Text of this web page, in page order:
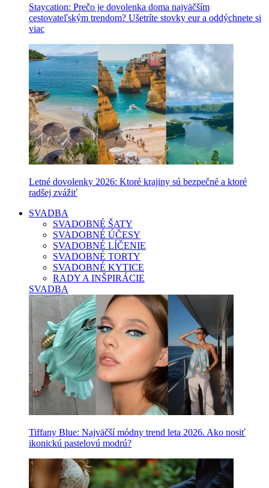
Staycation: Prečo je dovolenka doma najväčším
cestovateľským trendom? Ušetríte stovky eur a oddýchnete si
viac
Letné dovolenky 2026: Ktoré krajiny sú bezpečné a ktoré
radšej zvážiť
SVADBA
SVADOBNÉ ŠATY
SVADOBNÉ ÚČESY
SVADOBNÉ LÍČENIE
SVADOBNÉ TORTY
SVADOBNÉ KYTICE
RADY A INŠPIRÁCIE
SVADBA
Tiffany Blue: Najväčší módny trend leta 2026. Ako nosiť
ikonickú pastelovú modrú?